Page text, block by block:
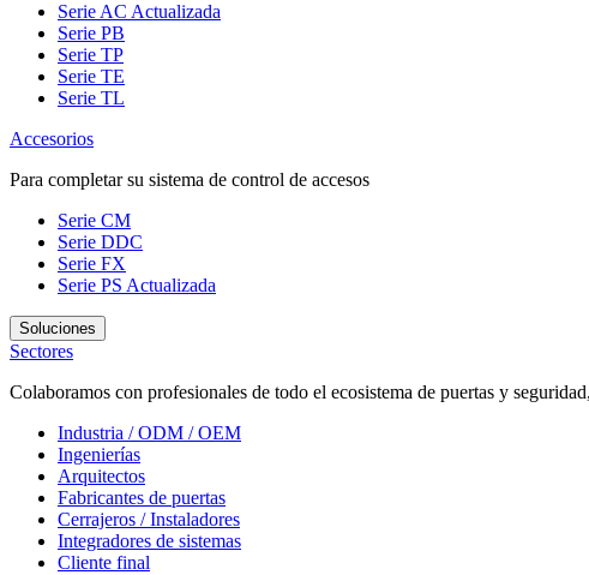
Serie AC Actualizada
Serie PB
Serie TP
Serie TE
Serie TL
Accesorios
Para completar su sistema de control de accesos
Serie CM
Serie DDC
Serie FX
Serie PS Actualizada
Soluciones
Sectores
Colaboramos con profesionales de todo el ecosistema de puertas y
Industria / ODM / OEM
Ingenierías
Arquitectos
Fabricantes de puertas
Cerrajeros / Instaladores
Integradores de sistemas
Cliente final